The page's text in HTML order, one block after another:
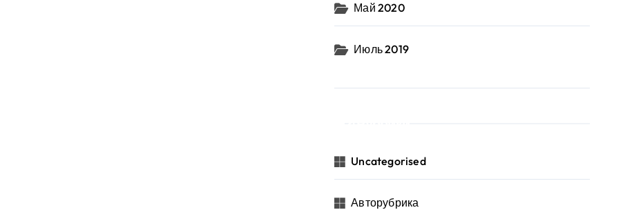
Май 2020
Июль 2019
Uncategorised
Авторубрика